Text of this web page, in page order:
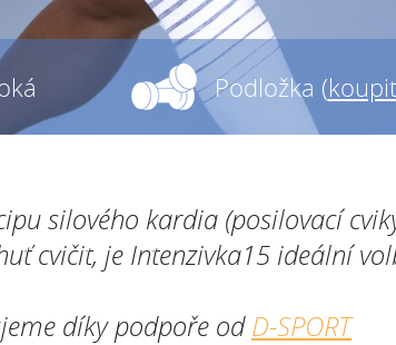
Podložka (
silového kardia (posilovací
cvičit, je Intenzivka15 ideální
díky podpoře odD-SPORT